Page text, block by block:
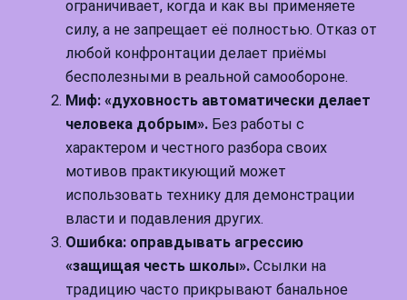
ограничивает, когда и как вы применяете
силу, а не запрещает её полностью. Отказ от
любой конфронтации делает приёмы
бесполезными в реальной самообороне.
Миф: «духовность автоматически делает
человека добрым». Без работы с
характером и честного разбора своих
мотивов практикующий может
использовать технику для демонстрации
власти и подавления других.
Ошибка: оправдывать агрессию
«защищая честь школы». Ссылки на
традицию часто прикрывают банальное